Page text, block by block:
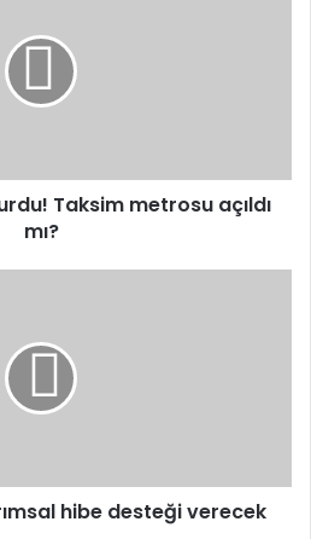
Taksim metrosu açıldı
mı?
hibe desteği verecek